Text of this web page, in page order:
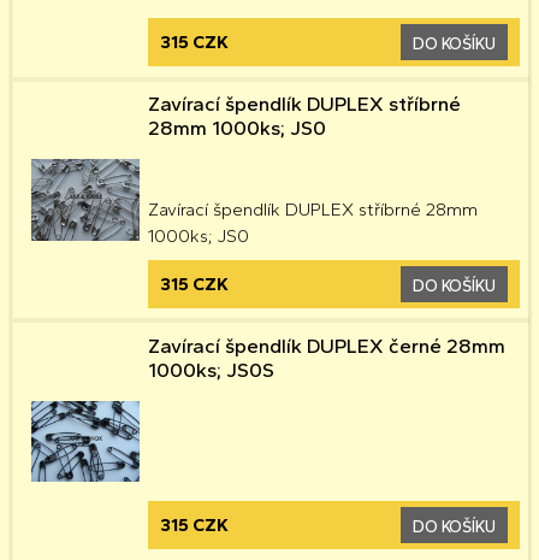
315 CZK DO KOŠÍKU
Zavírací špendlík DUPLEX stříbrné
28mm 1000ks; JS0
Zavírací špendlík DUPLEX stříbrné 28mm
1000ks; JS0
315 CZK DO KOŠÍKU
Zavírací špendlík DUPLEX černé 28mm
1000ks; JS0S
315 CZK DO KOŠÍKU